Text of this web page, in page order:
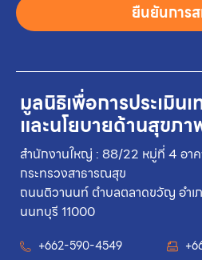
มูลนิธิเพื่อการประเมินเ
และนโยบายด้านสุขภา
สำนักงานใหญ่ : 88/22 หมู่ที่ 4 อา
กระทรวงสาธารณสุข
ถนนติวานนท์ ตำบลตลาดขวัญ อำเ
นนทบุรี 11000
+662-590-4549
ยืนยันการ